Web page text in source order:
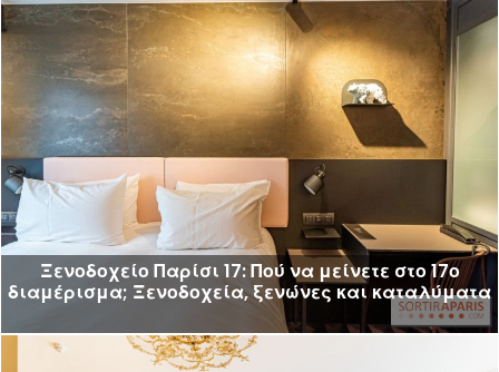
Ξενοδοχείο Παρίσι 17: Πού να μείνετε στο 17ο
διαμέρισμα; Ξενοδοχεία, ξενώνες και καταλύματα